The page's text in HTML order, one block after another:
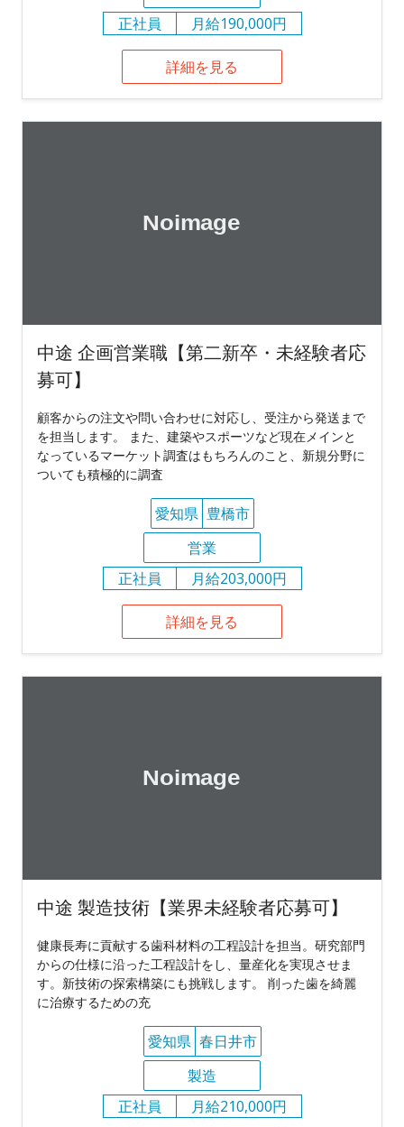
正社員
月給190,000円
詳細を見る
中途 企画営業職【第二新卒・未経験者応
募可】
顧客からの注文や問い合わせに対応し、受注から発送まで
を担当します。 また、建築やスポーツなど現在メインと
なっているマーケット調査はもちろんのこと、新規分野に
ついても積極的に調査
愛知県 豊橋市
営業
正社員
月給203,000円
詳細を見る
中途 製造技術【業界未経験者応募可】
健康長寿に貢献する歯科材料の工程設計を担当。研究部門
からの仕様に沿った工程設計をし、量産化を実現させま
す。新技術の探索構築にも挑戦します。 削った歯を綺麗
に治療するための充
愛知県 春日井市
製造
正社員
月給210,000円